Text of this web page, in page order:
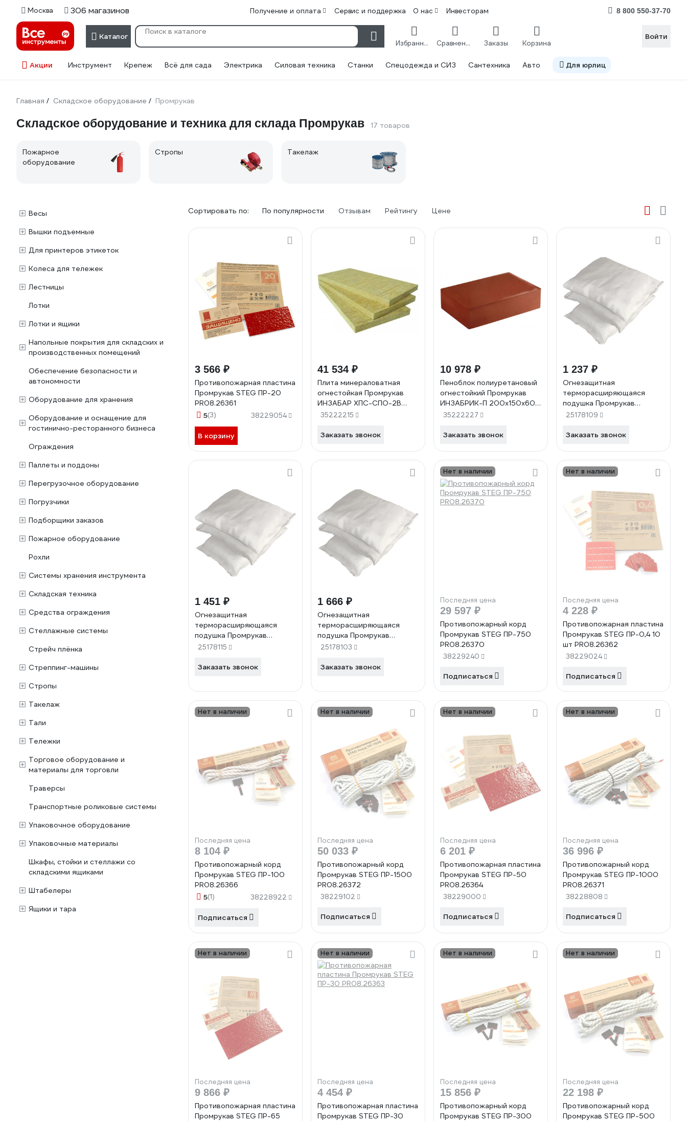
Москва 306 магазинов Получение и оплата Сервис и поддержка О нас Инвесторам 8 800 550-37-70
Каталог
Избранное Сравнение Заказы Корзина
Войти
Акции Инструмент Крепеж Всё для сада Электрика Силовая техника Станки Спецодежда и СИЗ Сантехника Авто Для юрлиц
Главная / Складское оборудование / Промрукав
Складское оборудование и техника для склада Промрукав 17 товаров
Пожарное
оборудование
Стропы Такелаж
Весы
Вышки подъемные
Для принтеров этикеток
Колеса для тележек
Лестницы
Лотки
Лотки и ящики
Напольные покрытия для складских и
производственных помещений
Обеспечение безопасности и
автономности
Оборудование для хранения
Оборудование и оснащение для
гостинично-ресторанного бизнеса
Ограждения
Паллеты и поддоны
Перегрузочное оборудование
Погрузчики
Подборщики заказов
Пожарное оборудование
Рохли
Системы хранения инструмента
Складская техника
Средства ограждения
Стеллажные системы
Стрейч плёнка
Стреппинг-машины
Стропы
Такелаж
Тали
Тележки
Торговое оборудование и
материалы для торговли
Траверсы
Транспортные роликовые системы
Упаковочное оборудование
Упаковочные материалы
Шкафы, стойки и стеллажи со
складскими ящиками
Штабелеры
Ящики и тара
Сортировать по: По популярности Отзывам Рейтингу Цене
3 566 ₽
Противопожарная пластина
Промрукав STEG ПР-20
PR08.26361
5(3) 38229054
В корзину
41 534 ₽
Плита минераловатная
огнестойкая Промрукав
ИНЗАБАР ХПС-СПО-2В
1000x600x150 мм 1шт.
35222215
Заказать звонок
10 978 ₽
Пеноблок полиуретановый
огнестойкий Промрукав
ИНЗАБРИК-П 200x150x60
мм PR08.26430
35222227
Заказать звонок
1 237 ₽
Огнезащитная
терморасширяющаяся
подушка Промрукав
120x100x25 PR08.3767
25178109
Заказать звонок
1 451 ₽
Огнезащитная
терморасширяющаяся
подушка Промрукав
120x150x30 PR08.3768
25178115
Заказать звонок
1 666 ₽
Огнезащитная
терморасширяющаяся
подушка Промрукав
120x200x30 PR08.3769
25178103
Заказать звонок
Нет в наличии
Последняя цена
29 597 ₽
Противопожарный корд
Промрукав STEG ПР-750
PR08.26370
38229240
Подписаться
Нет в наличии
Последняя цена
4 228 ₽
Противопожарная пластина
Промрукав STEG ПР-0,4 10
шт PR08.26362
38229024
Подписаться
Нет в наличии
Последняя цена
8 104 ₽
Противопожарный корд
Промрукав STEG ПР-100
PR08.26366
5(1) 38228922
Подписаться
Нет в наличии
Последняя цена
50 033 ₽
Противопожарный корд
Промрукав STEG ПР-1500
PR08.26372
38229102
Подписаться
Нет в наличии
Последняя цена
6 201 ₽
Противопожарная пластина
Промрукав STEG ПР-50
PR08.26364
38229000
Подписаться
Нет в наличии
Последняя цена
36 996 ₽
Противопожарный корд
Промрукав STEG ПР-1000
PR08.26371
38228808
Подписаться
Нет в наличии
Последняя цена
9 866 ₽
Противопожарная пластина
Промрукав STEG ПР-65
Нет в наличии
Последняя цена
4 454 ₽
Противопожарная пластина
Промрукав STEG ПР-30
Нет в наличии
Последняя цена
15 856 ₽
Противопожарный корд
Промрукав STEG ПР-300
Нет в наличии
Последняя цена
22 198 ₽
Противопожарный корд
Промрукав STEG ПР-500